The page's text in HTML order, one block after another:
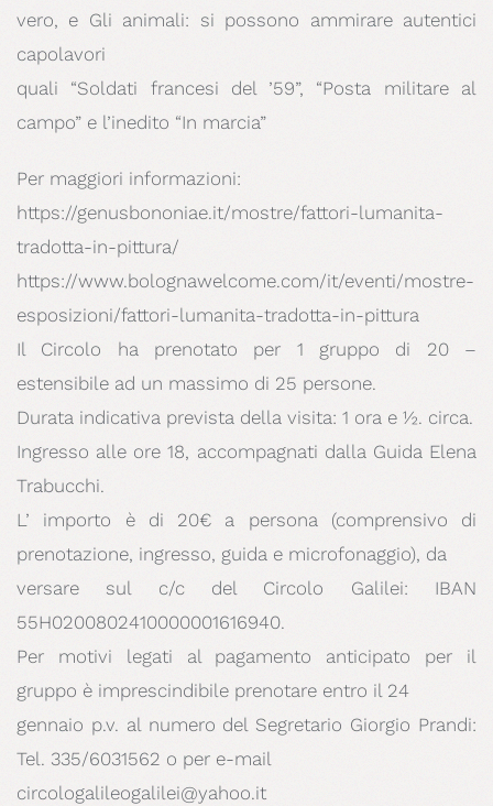
vero, e Gli animali: si possono ammirare autentici
capolavori
quali “Soldati francesi del ’59”, “Posta militare al
campo” e l’inedito “In marcia”
Per maggiori informazioni:
https://genusbononiae.it/mostre/fattori-lumanita-
tradotta-in-pittura/
https://www.bolognawelcome.com/it/eventi/mostre-
esposizioni/fattori-lumanita-tradotta-in-pittura
Il Circolo ha prenotato per 1 gruppo di 20 –
estensibile ad un massimo di 25 persone.
Durata indicativa prevista della visita: 1 ora e ½. circa.
Ingresso alle ore 18, accompagnati dalla Guida Elena
Trabucchi.
L’ importo è di 20€ a persona (comprensivo di
prenotazione, ingresso, guida e microfonaggio), da
versare sul c/c del Circolo Galilei: IBAN
55H0200802410000001616940.
Per motivi legati al pagamento anticipato per il
gruppo è imprescindibile prenotare entro il 24
gennaio p.v. al numero del Segretario Giorgio Prandi:
Tel. 335/6031562 o per e-mail
circologalileogalilei@yahoo.it